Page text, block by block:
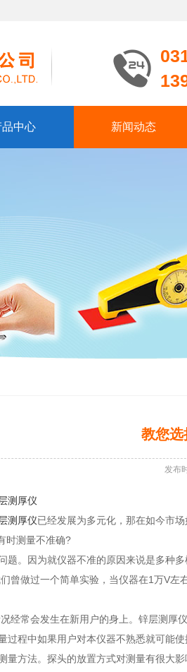
品中心 新闻动态
教您选
发布
测厚仪
测厚仪已经发展为多元化，那在如今市
时测量不准确?
题。因为就仪器不准的原因来说是多种
曾做过一个简单实验，当仪器在1万V
经常会发生在新用户的身上。锌层测厚
过程中如果用户对本仪器不熟悉就可能
量方法。探头的放置方式对测量有很大